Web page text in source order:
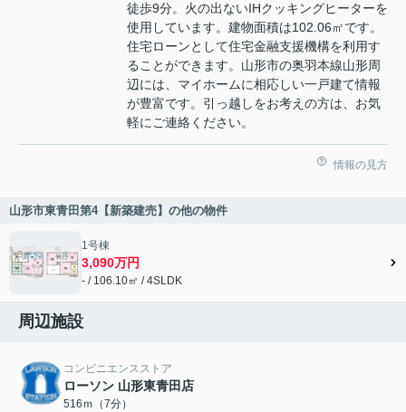
徒歩9分。火の出ないIHクッキングヒーターを
使用しています。建物面積は102.06㎡です。
住宅ローンとして住宅金融支援機構を利用す
ることができます。山形市の奥羽本線山形周
辺には、マイホームに相応しい一戸建て情報
が豊富です。引っ越しをお考えの方は、お気
軽にご連絡ください。
情報の見方
山形市東青田第4【新築建売】の他の物件
1号棟
3,090万円
- / 106.10㎡ / 4SLDK
周辺施設
コンビニエンスストア
ローソン 山形東青田店
516ｍ（7分）